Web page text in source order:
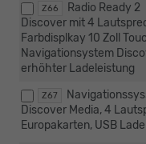
Z66
Radio Ready 2
Discover mit 4
Farbdisplkay 10 Zoll
Navigationsystem
erhöhter Ladeleistung
Z67
Discover Media, 4
Europakarten, USB